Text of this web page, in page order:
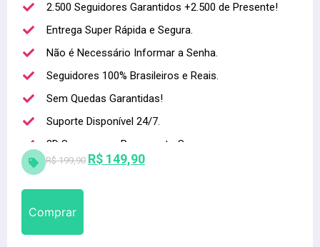
2.500 Seguidores Garantidos +2.500 de Presente!
Entrega Super Rápida e Segura.
Não é Necessário Informar a Senha.
Seguidores 100% Brasileiros e Reais.
Sem Quedas Garantidas!
Suporte Disponível 24/7.
3D Secure para Pagamento Seguro.
Alta qualidade
R$199,90 R$ 149,90
Comprar